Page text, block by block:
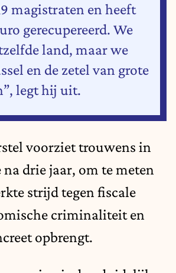
magistraten en heeft
gerecupereerd. We
land, maar we
en de zetel van grote
legt hij uit.
voorziet trouwens in
na drie jaar, om te meten
strijd tegen fiscale
criminaliteit en
opbrengt.